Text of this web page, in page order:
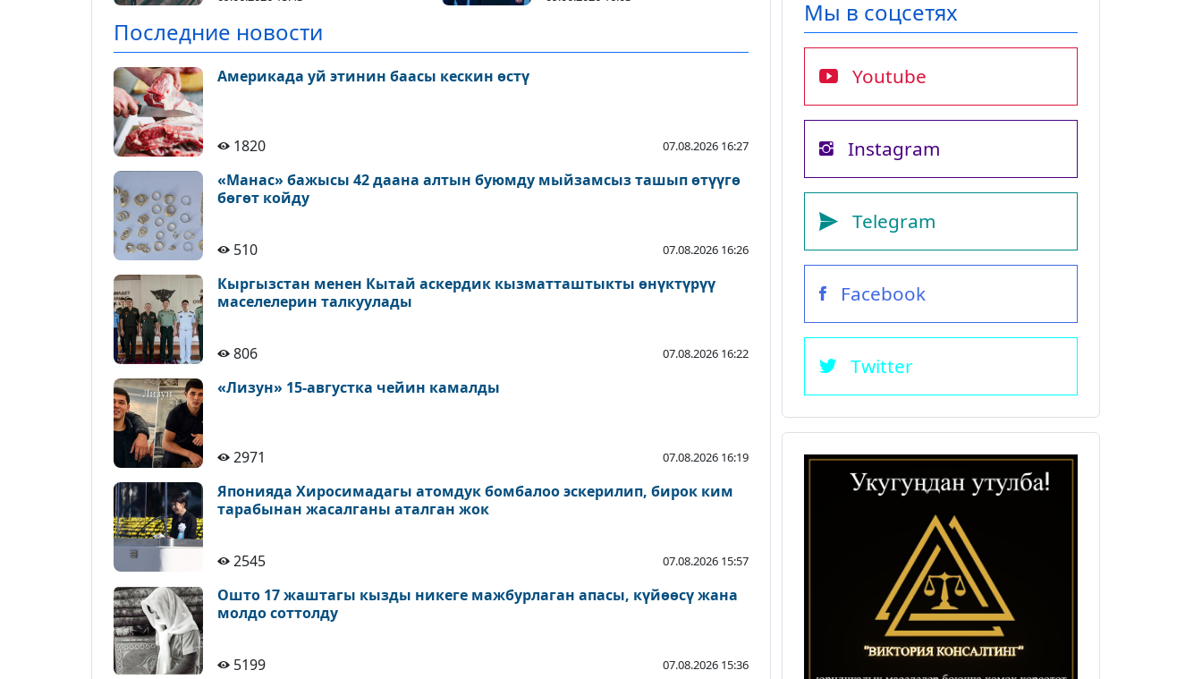
Последние новости
Америкада уй этинин баасы кескин өстү
1820 07.08.2026 16:27
«Манас» бажысы 42 даана алтын буюмду мыйзамсыз ташып өтүүгө
бөгөт койду
510 07.08.2026 16:26
Кыргызстан менен Кытай аскердик кызматташтыкты өнүктүрүү
маселелерин талкуулады
806 07.08.2026 16:22
«Лизун» 15-августка чейин камалды
2971 07.08.2026 16:19
Японияда Хиросимадагы атомдук бомбалоо эскерилип, бирок ким
тарабынан жасалганы аталган жок
2545 07.08.2026 15:57
Ошто 17 жаштагы кызды никеге мажбурлаган апасы, күйөөсү жана
молдо соттолду
5199 07.08.2026 15:36
Мы в соцсетях
Youtube
Instagram
Telegram
Facebook
Twitter